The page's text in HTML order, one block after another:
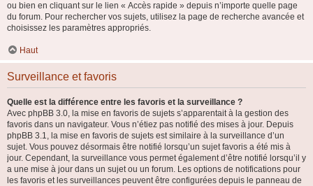
ou bien en cliquant sur le lien « Accès rapide » depuis n’importe quelle page
du forum. Pour rechercher vos sujets, utilisez la page de recherche avancée et
choisissez les paramètres appropriés.
Haut
Surveillance et favoris
Quelle est la différence entre les favoris et la surveillance ?
Avec phpBB 3.0, la mise en favoris de sujets s’apparentait à la gestion des
favoris dans un navigateur. Vous n’étiez pas notifié des mises à jour. Depuis
phpBB 3.1, la mise en favoris de sujets est similaire à la surveillance d’un
sujet. Vous pouvez désormais être notifié lorsqu’un sujet favoris a été mis à
jour. Cependant, la surveillance vous permet également d’être notifié lorsqu’il y
a une mise à jour dans un sujet ou un forum. Les options de notifications pour
les favoris et les surveillances peuvent être configurées depuis le panneau de